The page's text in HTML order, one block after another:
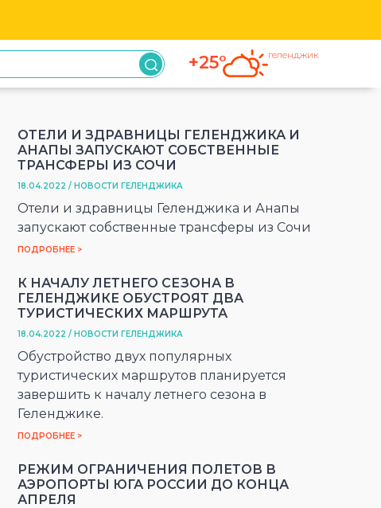
+25° геленджик
ОТЕЛИ И ЗДРАВНИЦЫ ГЕЛЕНДЖИКА И
АНАПЫ ЗАПУСКАЮТ СОБСТВЕННЫЕ
ТРАНСФЕРЫ ИЗ СОЧИ
18.04.2022 / НОВОСТИ ГЕЛЕНДЖИКА
Отели и здравницы Геленджика и Анапы
запускают собственные трансферы из Сочи
ПОДРОБНЕЕ >
К НАЧАЛУ ЛЕТНЕГО СЕЗОНА В
ГЕЛЕНДЖИКЕ ОБУСТРОЯТ ДВА
ТУРИСТИЧЕСКИХ МАРШРУТА
18.04.2022 / НОВОСТИ ГЕЛЕНДЖИКА
Обустройство двух популярных
туристических маршрутов планируется
завершить к началу летнего сезона в
Геленджике.
ПОДРОБНЕЕ >
РЕЖИМ ОГРАНИЧЕНИЯ ПОЛЕТОВ В
АЭРОПОРТЫ ЮГА РОССИИ ДО КОНЦА
АПРЕЛЯ